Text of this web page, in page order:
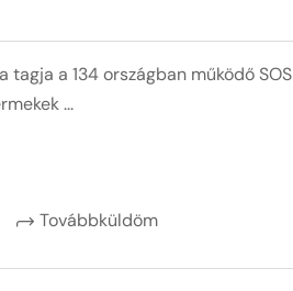
a 134 országban működő
...
Továbbküldöm